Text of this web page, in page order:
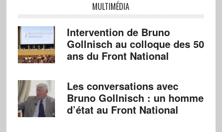
MULTIMÉDIA
Intervention de Bruno
Gollnisch au colloque des 50
ans du Front National
Les conversations avec
Bruno Gollnisch : un homme
d’état au Front National